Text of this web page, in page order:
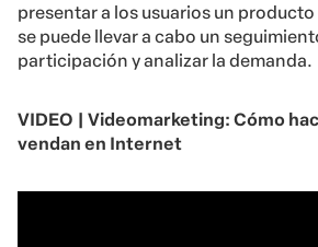
presentar a los usuarios un
se puede llevar a cabo un
participación y analizar la demanda.
VIDEO | Videomarketing: Cómo
vendan en Internet